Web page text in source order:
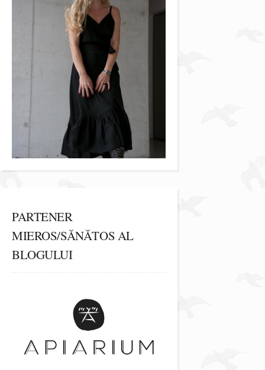
PARTENER
MIEROS/SĂNĂTOS AL
BLOGULUI